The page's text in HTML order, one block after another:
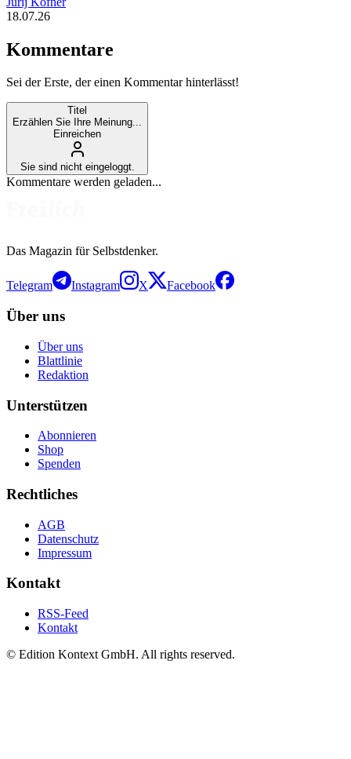
18.07.26
Kommentare
Sei der Erste, der einen Kommentar hinterlässt!
Titel
Erzählen Sie Ihre Meinung...
Einreichen
Sie sind nicht eingeloggt.
Kommentare werden geladen...
Das Magazin für Selbstdenker.
Telegram Instagram X Facebook
Über uns
Über uns
Blattlinie
Redaktion
Unterstützen
Abonnieren
Shop
Spenden
Rechtliches
AGB
Datenschutz
Impressum
Kontakt
RSS-Feed
Kontakt
© Edition Kontext GmbH. All rights reserved.